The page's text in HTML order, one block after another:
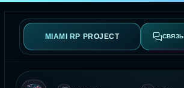
MIAMI RP PROJECT СВЯЗЬ